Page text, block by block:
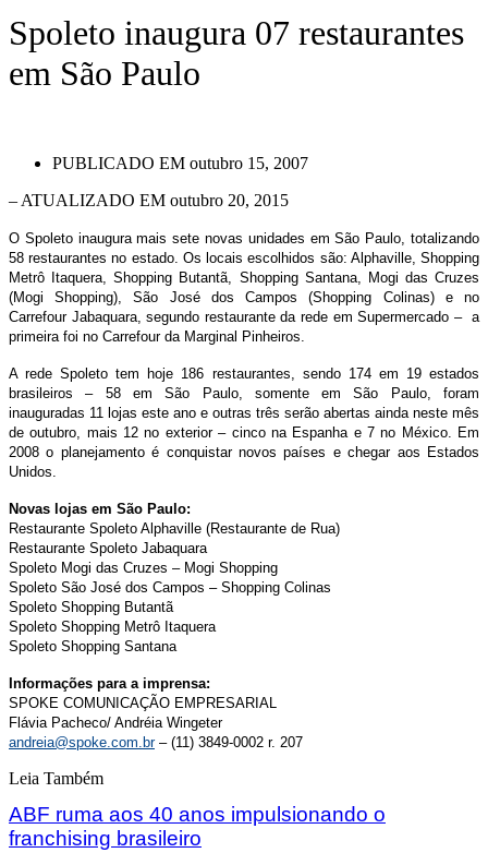
Spoleto inaugura 07 restaurantes
em São Paulo
PUBLICADO EM outubro 15, 2007
– ATUALIZADO EM outubro 20, 2015
O Spoleto inaugura mais sete novas unidades em São Paulo, totalizando
58 restaurantes no estado. Os locais escolhidos são: Alphaville, Shopping
Metrô Itaquera, Shopping Butantã, Shopping Santana, Mogi das Cruzes
(Mogi Shopping), São José dos Campos (Shopping Colinas) e no
Carrefour Jabaquara, segundo restaurante da rede em Supermercado – a
primeira foi no Carrefour da Marginal Pinheiros.
A rede Spoleto tem hoje 186 restaurantes, sendo 174 em 19 estados
brasileiros – 58 em São Paulo, somente em São Paulo, foram
inauguradas 11 lojas este ano e outras três serão abertas ainda neste mês
de outubro, mais 12 no exterior – cinco na Espanha e 7 no México. Em
2008 o planejamento é conquistar novos países e chegar aos Estados
Unidos.
Novas lojas em São Paulo:
Restaurante Spoleto Alphaville (Restaurante de Rua)
Restaurante Spoleto Jabaquara
Spoleto Mogi das Cruzes – Mogi Shopping
Spoleto São José dos Campos – Shopping Colinas
Spoleto Shopping Butantã
Spoleto Shopping Metrô Itaquera
Spoleto Shopping Santana
Informações para a imprensa:
SPOKE COMUNICAÇÃO EMPRESARIAL
Flávia Pacheco/ Andréia Wingeter
andreia@spoke.com.br– (11) 3849-0002 r. 207
Leia Também
ABF ruma aos 40 anos impulsionando o
franchising brasileiro